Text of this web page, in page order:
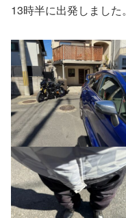
13時半に出発しました。